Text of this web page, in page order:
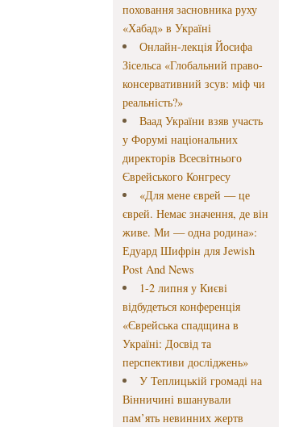
поховання засновника руху
«Хабад» в Україні
Онлайн-лекція Йосифа
Зісельса «Глобальний право-
консервативний зсув: міф чи
реальність?»
Ваад України взяв участь
у Форумі національних
директорів Всесвітнього
Єврейського Конгресу
«Для мене єврей — це
єврей. Немає значення, де він
живе. Ми — одна родина»:
Едуард Шифрін для Jewish
Post And News
1-2 липня у Києві
відбудеться конференція
«Єврейська спадщина в
Україні: Досвід та
перспективи досліджень»
У Теплицькій громаді на
Вінничині вшанували
пам’ять невинних жертв